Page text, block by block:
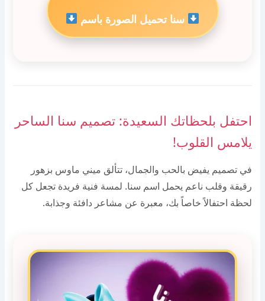
سنا تحميل الصورة باسم
احتفل بلحظاتك السعيدة: تصميم سنا الساحر
يلامس القلوب!
في تصميم يفيض بالحب والجمال، تتألق ميني ماوس بزهور
رقيقة وقلب ناعم يحمل اسم سنا. لمسة فنية فريدة تجعل كل
لحظة احتفالاً خاصاً بك، معبرة عن مشاعر دافئة وجذابة.